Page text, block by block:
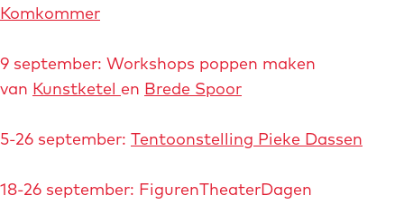
m
e
l
e
s
Komkommer
9 september: Workshops poppen maken
van Kunstketel en Brede Spoor
5-26 september: Tentoonstelling Pieke Dassen
18-26 september: FigurenTheaterDagen